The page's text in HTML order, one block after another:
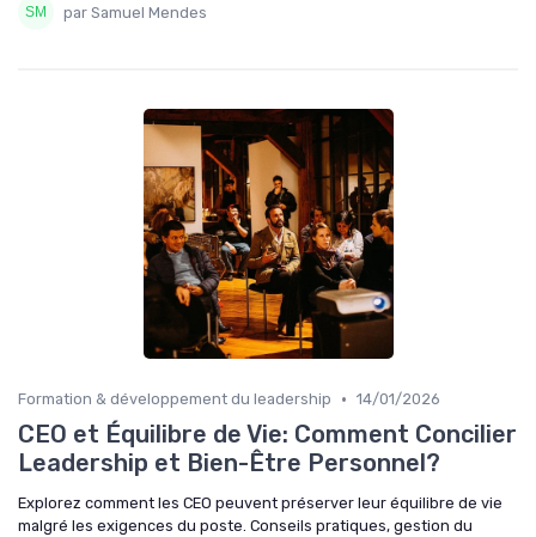
par Samuel Mendes
Formation & développement du leadership • 14/01/2026
CEO et Équilibre de Vie: Comment Concilier
Leadership et Bien-Être Personnel?
Explorez comment les CEO peuvent préserver leur équilibre de vie
malgré les exigences du poste. Conseils pratiques, gestion du